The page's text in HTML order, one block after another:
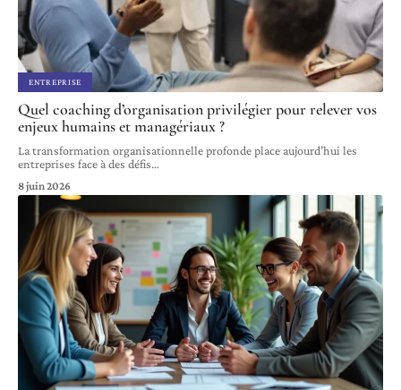
ENTREPRISE
Quel coaching d’organisation privilégier pour relever vos
enjeux humains et managériaux ?
La transformation organisationnelle profonde place aujourd’hui les
entreprises face à des défis…
8 juin 2026